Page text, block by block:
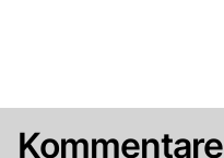
Kommentare